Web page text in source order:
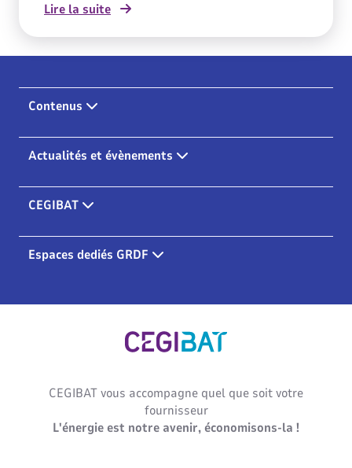
l’école primaire Claude-Debussy. Les premiers
résultats issus de l’instrumentation sont
bâtiments publics. Retour sur les faits marquants
de cette saison de chauffe et les optimisations
Lire la suite
Contenus
Actualités et évènements
CEGIBAT
Espaces dediés GRDF
Cegibat, accueil
CEGIBAT vous accompagne quel que soit votre
fournisseur
L'énergie est notre avenir, économisons-la !